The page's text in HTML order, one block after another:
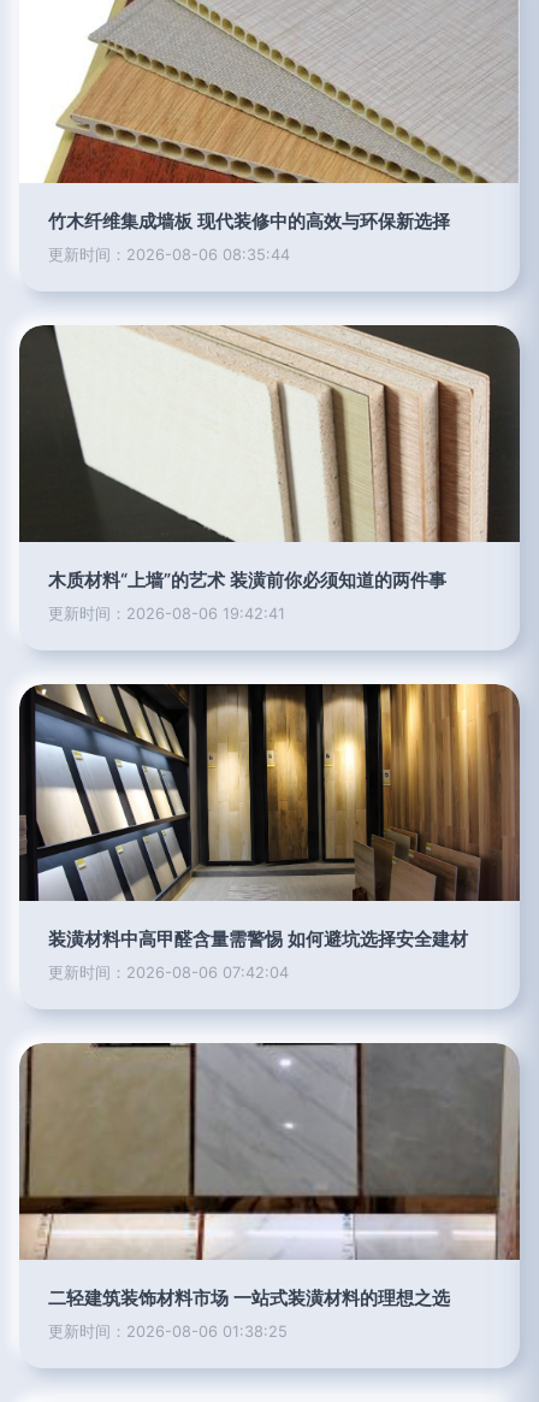
竹木纤维集成墙板 现代装修中的高效与环保新选择
更新时间：2026-08-06 08:35:44
木质材料“上墙”的艺术 装潢前你必须知道的两件事
更新时间：2026-08-06 19:42:41
装潢材料中高甲醛含量需警惕 如何避坑选择安全建材
更新时间：2026-08-06 07:42:04
二轻建筑装饰材料市场 一站式装潢材料的理想之选
更新时间：2026-08-06 01:38:25